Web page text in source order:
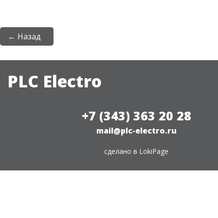
← Назад
PLC Electro
+7 (343) 363 20 28
mail@plc-electro.ru
сделано в LokiPage